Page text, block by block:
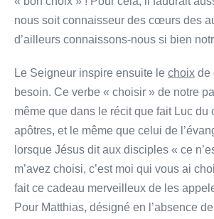
nous soit connaisseur des cœurs des
d’ailleurs connaissons-nous si bien
Le Seigneur inspire ensuite le choix de
besoin. Ce verbe « choisir » de notre
même que dans le récit que fait Luc du
apôtres, et le même que celui de
lorsque Jésus dit aux disciples « ce
m’avez choisi, c’est moi qui vous ai
fait ce cadeau merveilleux de les
Pour Matthias, désigné en l’absence